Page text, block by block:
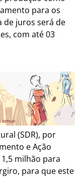
para os
de juros será de
com até 03
(SDR), por
e Ação
1,5 milhão para
para que este